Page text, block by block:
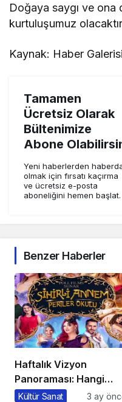
Doğaya saygı ve ona
kurtuluşumuz
Kaynak: Haber Galerisi
Tamamen
Ücretsiz Olarak
Bültenimize
Abone
Yeni haberlerden
olmak için fırsatı kaçırma
ve ücretsiz e-posta
aboneliğini hemen başlat.
Benzer Haberler
Haftalık Vizyon
Panoraması: Hangi
Filmi İzlemeli?
Kültür Sanat 3 ay